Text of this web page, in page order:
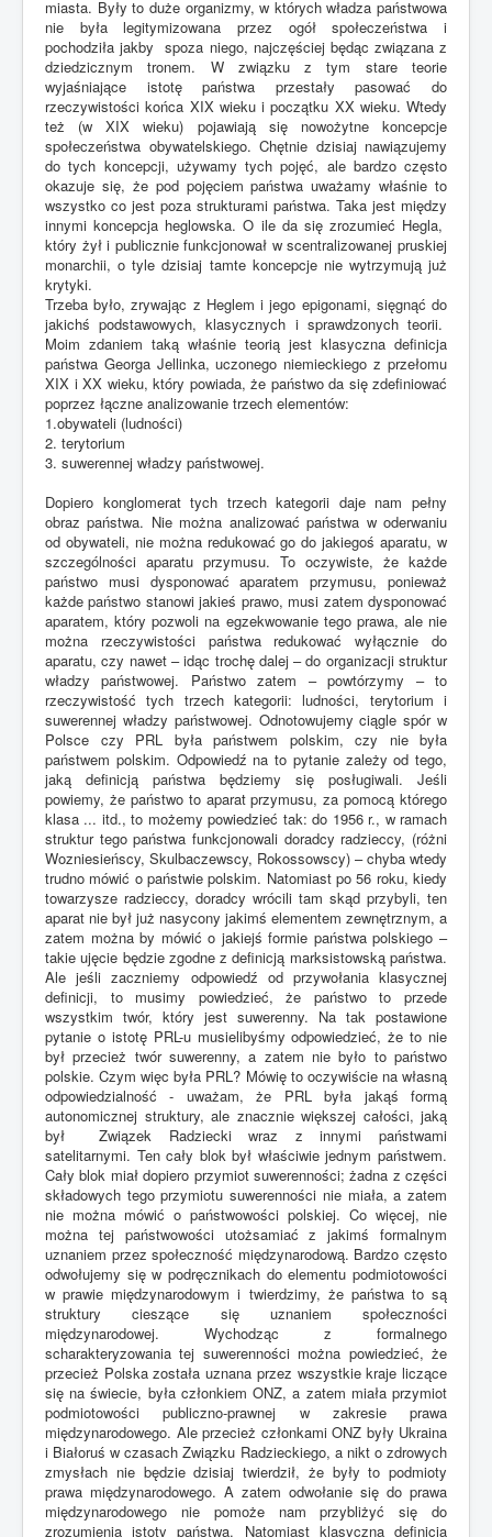
miasta. Były to duże organizmy, w których władza państwowa
nie była legitymizowana przez ogół społeczeństwa i
pochodziła jakby spoza niego, najczęściej będąc związana z
dziedzicznym tronem. W związku z tym stare teorie
wyjaśniające istotę państwa przestały pasować do
rzeczywistości końca XIX wieku i początku XX wieku. Wtedy
też (w XIX wieku) pojawiają się nowożytne koncepcje
społeczeństwa obywatelskiego. Chętnie dzisiaj nawiązujemy
do tych koncepcji, używamy tych pojęć, ale bardzo często
okazuje się, że pod pojęciem państwa uważamy właśnie to
wszystko co jest poza strukturami państwa. Taka jest między
innymi koncepcja heglowska. O ile da się zrozumieć Hegla,
który żył i publicznie funkcjonował w scentralizowanej pruskiej
monarchii, o tyle dzisiaj tamte koncepcje nie wytrzymują już
krytyki.
Trzeba było, zrywając z Heglem i jego epigonami, sięgnąć do
jakichś podstawowych, klasycznych i sprawdzonych teorii.
Moim zdaniem taką właśnie teorią jest klasyczna definicja
państwa Georga Jellinka, uczonego niemieckiego z przełomu
XIX i XX wieku, który powiada, że państwo da się zdefiniować
poprzez łączne analizowanie trzech elementów:
1.obywateli (ludności)
2. terytorium
3. suwerennej władzy państwowej.
Dopiero konglomerat tych trzech kategorii daje nam pełny
obraz państwa. Nie można analizować państwa w oderwaniu
od obywateli, nie można redukować go do jakiegoś aparatu, w
szczególności aparatu przymusu. To oczywiste, że każde
państwo musi dysponować aparatem przymusu, ponieważ
każde państwo stanowi jakieś prawo, musi zatem dysponować
aparatem, który pozwoli na egzekwowanie tego prawa, ale nie
można rzeczywistości państwa redukować wyłącznie do
aparatu, czy nawet – idąc trochę dalej – do organizacji struktur
władzy państwowej. Państwo zatem – powtórzymy – to
rzeczywistość tych trzech kategorii: ludności, terytorium i
suwerennej władzy państwowej. Odnotowujemy ciągle spór w
Polsce czy PRL była państwem polskim, czy nie była
państwem polskim. Odpowiedź na to pytanie zależy od tego,
jaką definicją państwa będziemy się posługiwali. Jeśli
powiemy, że państwo to aparat przymusu, za pomocą którego
klasa ... itd., to możemy powiedzieć tak: do 1956 r., w ramach
struktur tego państwa funkcjonowali doradcy radzieccy, (różni
Wozniesieńscy, Skulbaczewscy, Rokossowscy) – chyba wtedy
trudno mówić o państwie polskim. Natomiast po 56 roku, kiedy
towarzysze radzieccy, doradcy wrócili tam skąd przybyli, ten
aparat nie był już nasycony jakimś elementem zewnętrznym, a
zatem można by mówić o jakiejś formie państwa polskiego –
takie ujęcie będzie zgodne z definicją marksistowską państwa.
Ale jeśli zaczniemy odpowiedź od przywołania klasycznej
definicji, to musimy powiedzieć, że państwo to przede
wszystkim twór, który jest suwerenny. Na tak postawione
pytanie o istotę PRL-u musielibyśmy odpowiedzieć, że to nie
był przecież twór suwerenny, a zatem nie było to państwo
polskie. Czym więc była PRL? Mówię to oczywiście na własną
odpowiedzialność - uważam, że PRL była jakąś formą
autonomicznej struktury, ale znacznie większej całości, jaką
był Związek Radziecki wraz z innymi państwami
satelitarnymi. Ten cały blok był właściwie jednym państwem.
Cały blok miał dopiero przymiot suwerenności; żadna z części
składowych tego przymiotu suwerenności nie miała, a zatem
nie można mówić o państwowości polskiej. Co więcej, nie
można tej państwowości utożsamiać z jakimś formalnym
uznaniem przez społeczność międzynarodową. Bardzo często
odwołujemy się w podręcznikach do elementu podmiotowości
w prawie międzynarodowym i twierdzimy, że państwa to są
struktury cieszące się uznaniem społeczności
międzynarodowej. Wychodząc z formalnego
scharakteryzowania tej suwerenności można powiedzieć, że
przecież Polska została uznana przez wszystkie kraje liczące
się na świecie, była członkiem ONZ, a zatem miała przymiot
podmiotowości publiczno-prawnej w zakresie prawa
międzynarodowego. Ale przecież członkami ONZ były Ukraina
i Białoruś w czasach Związku Radzieckiego, a nikt o zdrowych
zmysłach nie będzie dzisiaj twierdził, że były to podmioty
prawa międzynarodowego. A zatem odwołanie się do prawa
międzynarodowego nie pomoże nam przybliżyć się do
zrozumienia istoty państwa. Natomiast klasyczna definicja